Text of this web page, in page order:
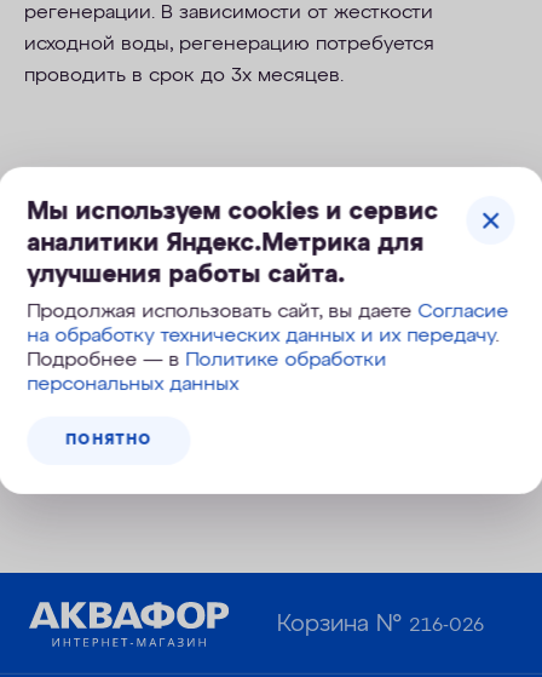
регенерации. В зависимости от жесткости
исходной воды, регенерацию потребуется
проводить в срок до 3х месяцев.
Легкая и безопасная замена
модуля по клику
Увеличенный ресурс
угроз
Мы используем cookies и сервис
аналитики Яндекс.Метрика для
улучшения работы сайта.
Продолжая использовать сайт, вы даетеСогласие
на обработку технических данных и их передачу.
Подробнее — в Политике обработки
персональных данных
ПОНЯТНО
Корзина № 216-026